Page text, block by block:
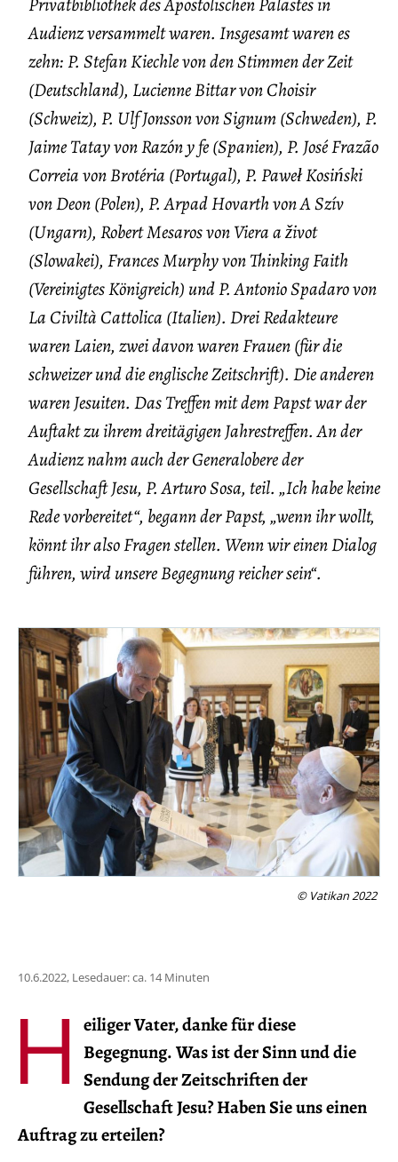
Audienz versammelt waren. Insgesamt waren es
zehn: P. Stefan Kiechle von den Stimmen der Zeit
(Deutschland), Lucienne Bittar von Choisir
(Schweiz), P. Ulf Jonsson von Signum (Schweden), P.
Jaime Tatay von Razón y fe (Spanien), P. José Frazão
Correia von Brotéria (Portugal), P. Paweł Kosiński
von Deon (Polen), P. Arpad Hovarth von A Szív
(Ungarn), Robert Mesaros von Viera a život
(Slowakei), Frances Murphy von Thinking Faith
(Vereinigtes Königreich) und P. Antonio Spadaro von
La Civiltà Cattolica (Italien). Drei Redakteure
waren Laien, zwei davon waren Frauen (für die
schweizer und die englische Zeitschrift). Die anderen
waren Jesuiten. Das Treffen mit dem Papst war der
Auftakt zu ihrem dreitägigen Jahrestreffen. An der
Audienz nahm auch der Generalobere der
Gesellschaft Jesu, P. Arturo Sosa, teil. „Ich habe keine
Rede vorbereitet“, begann der Papst, „wenn ihr wollt,
könnt ihr also Fragen stellen. Wenn wir einen Dialog
führen, wird unsere Begegnung reicher sein“.
© Vatikan 2022
10.6.2022, Lesedauer: ca. 14 Minuten
H eiliger Vater, danke für diese
Begegnung. Was ist der Sinn und die
Sendung der Zeitschriften der
Gesellschaft Jesu? Haben Sie uns einen
Auftrag zu erteilen?